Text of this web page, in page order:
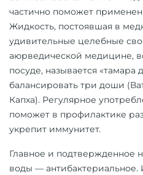
частично поможет
Жидкость, постоявшая в
удивительные целебные
аюрведической медицине,
посуде, называется
балансировать три доши
Капха). Регулярное
поможет в профилактике
укрепит иммунитет.
Главное и подтвержденное
воды —